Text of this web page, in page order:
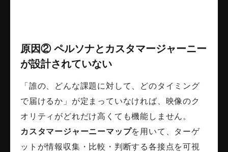
原因② ペルソナとカスタマージャーニー
が設計されていない
「誰の、どんな課題に対して、どのタイミング
で届けるか」が定まっていなければ、映像のク
オリティがどれだけ高くても機能しません。
カスタマージャーニーマップを用いて、ターゲ
ットが情報収集・比較・判断する各接点を可視